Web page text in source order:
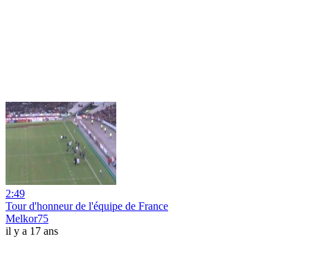
2:49
Tour d'honneur de l'équipe de France
Melkor75
il y a 17 ans